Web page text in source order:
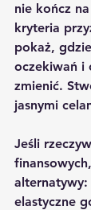
nie kończ
kryteria
pokaż,
oczekiwań i
zmienić.
jasnymi
Jeśli
elastyczne